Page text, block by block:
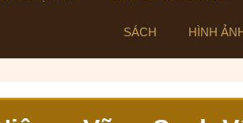
SÁCH HÌNH